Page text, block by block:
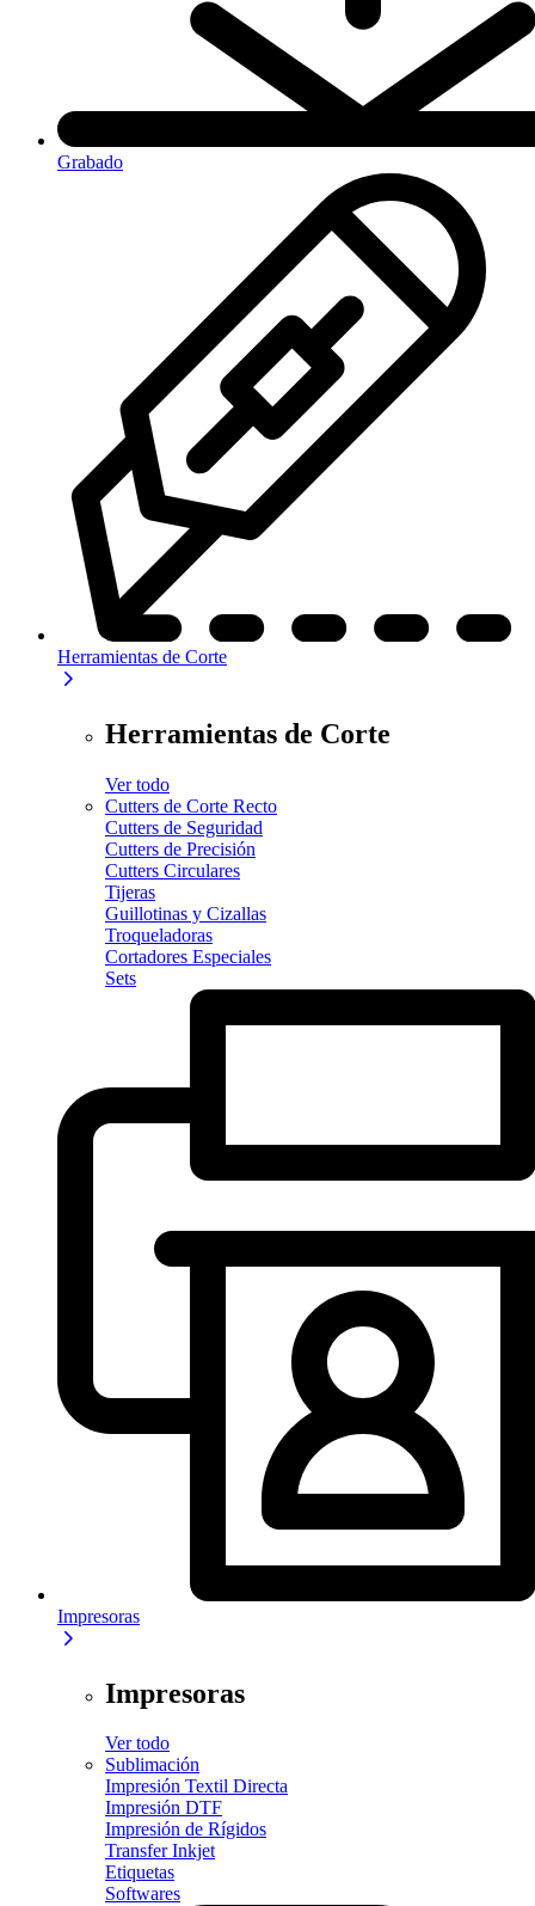
Grabado
Herramientas de Corte
Herramientas de Corte
Ver todo
Cutters de Corte Recto
Cutters de Seguridad
Cutters de Precisión
Cutters Circulares
Tijeras
Guillotinas y Cizallas
Troqueladoras
Cortadores Especiales
Sets
Impresoras
Impresoras
Ver todo
Sublimación
Impresión Textil Directa
Impresión DTF
Impresión de Rígidos
Transfer Inkjet
Etiquetas
Softwares